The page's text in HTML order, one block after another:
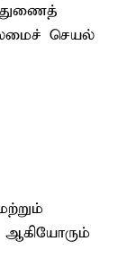
செயல்
ஆகியோரும்